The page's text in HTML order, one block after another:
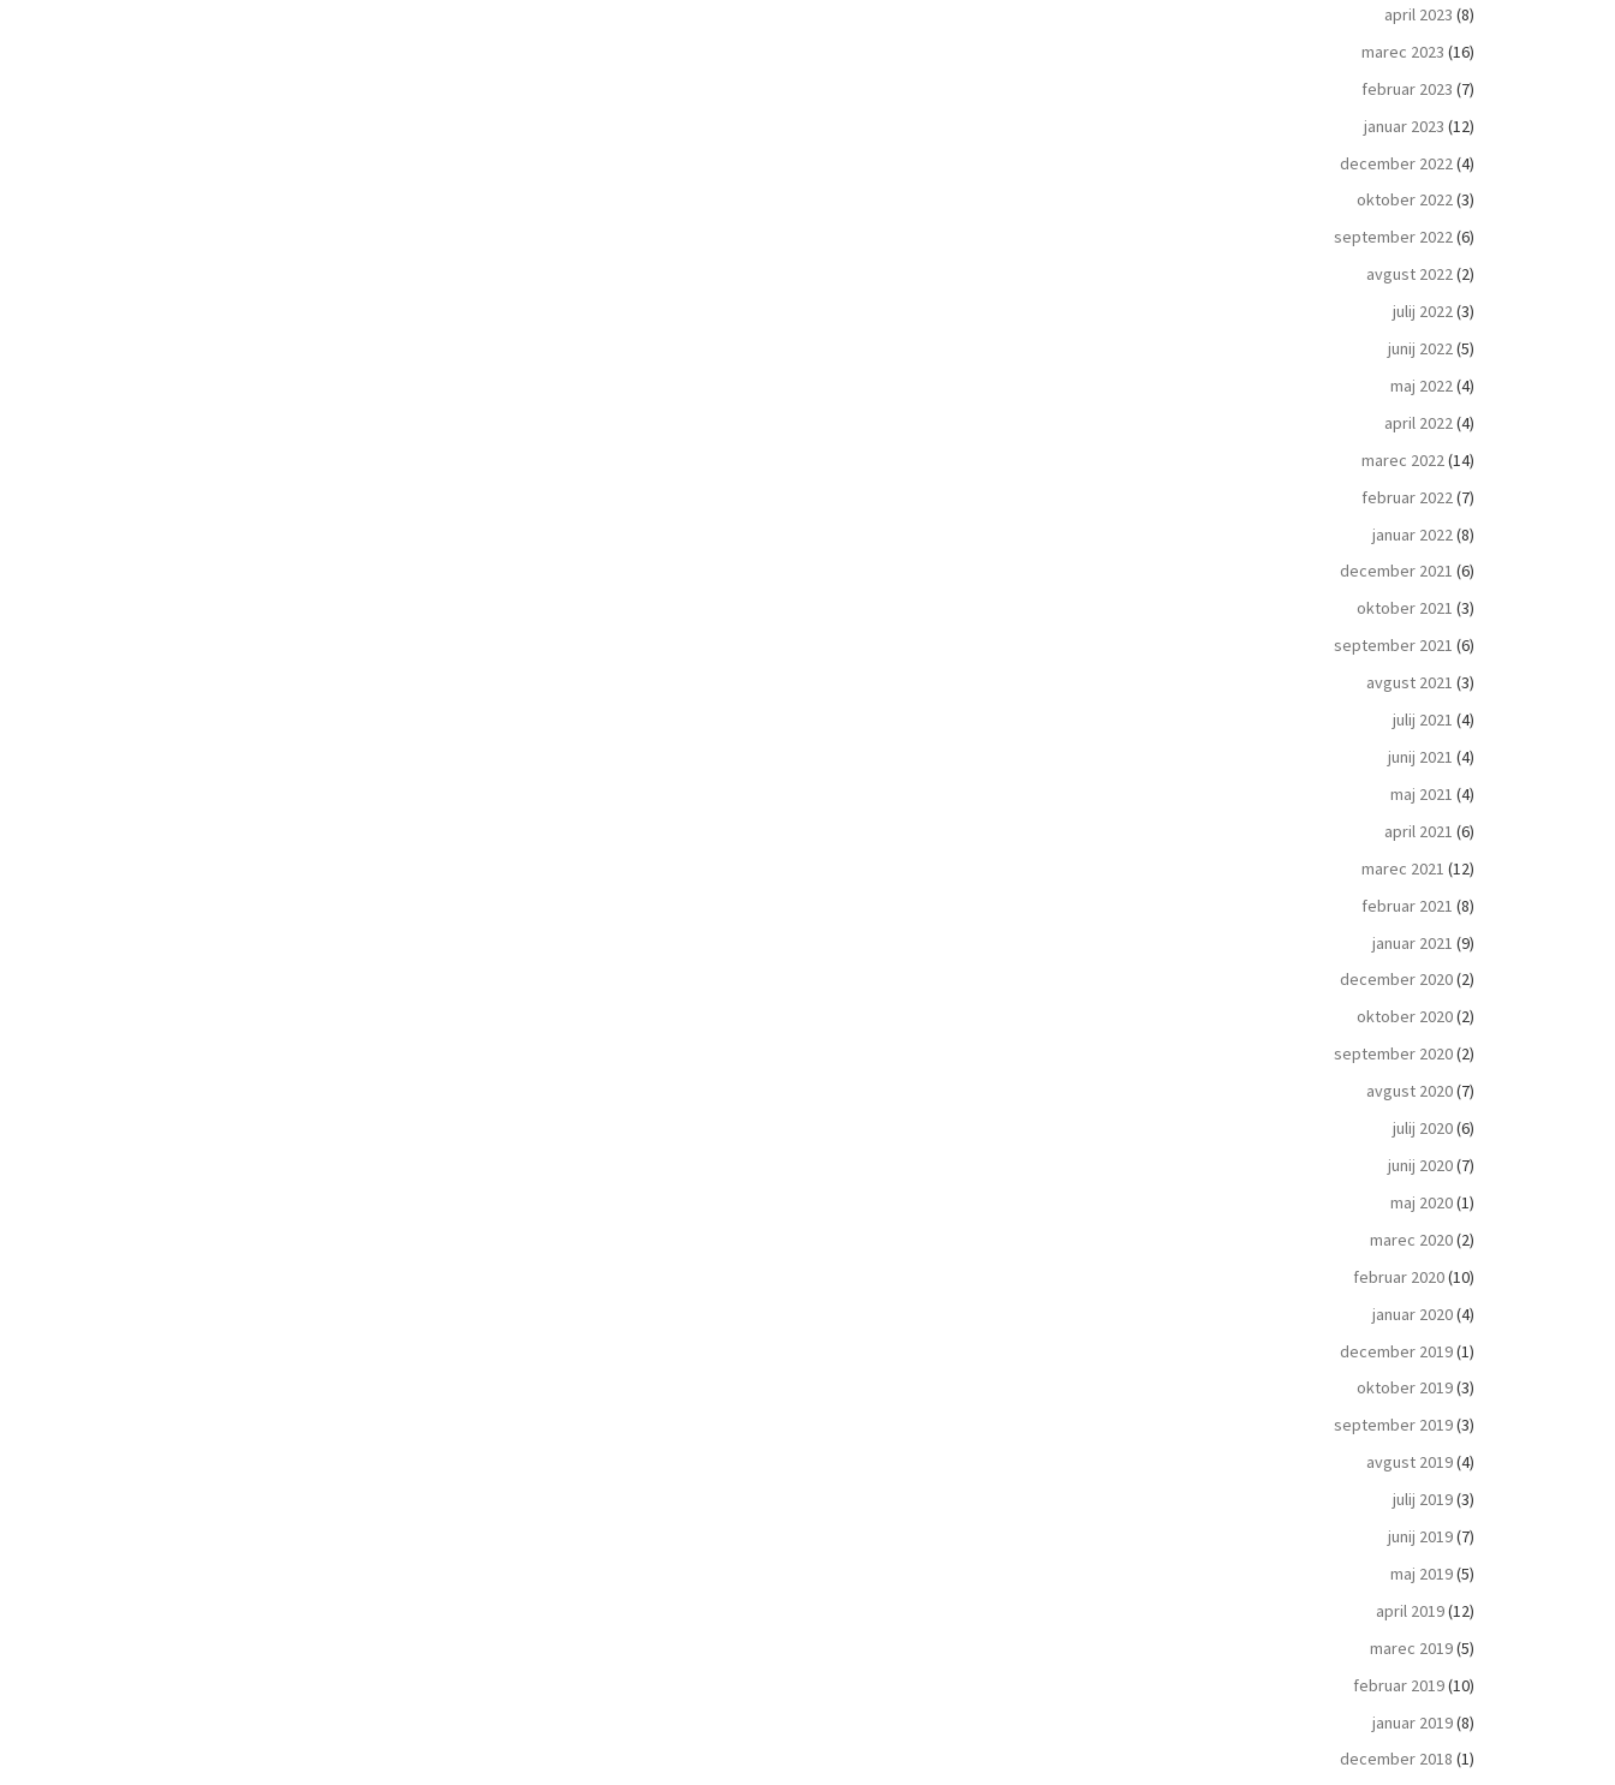
april 2023 (8)
marec 2023 (16)
februar 2023 (7)
januar 2023 (12)
december 2022 (4)
oktober 2022(3)
september 2022(6)
avgust 2022(2)
julij 2022(3)
junij 2022(5)
maj 2022(4)
april 2022(4)
marec 2022(14)
februar 2022(7)
januar 2022 (8)
december 2021 (6)
oktober 2021 (3)
september 2021 (6)
avgust 2021 (3)
julij 2021 (4)
junij 2021 (4)
maj 2021 (4)
april 2021 (6)
marec 2021 (12)
februar 2021 (8)
januar 2021 (9)
december 2020(2)
oktober 2020(2)
september 2020(2)
avgust 2020(7)
julij 2020(6)
junij 2020(7)
maj 2020(1)
marec 2020(2)
februar 2020(10)
januar 2020(4)
december 2019(1)
oktober 2019(3)
september 2019(3)
avgust 2019(4)
julij 2019(3)
junij 2019(7)
maj 2019(5)
april 2019(12)
marec 2019(5)
februar 2019(10)
januar 2019(8)
december 2018 (1)